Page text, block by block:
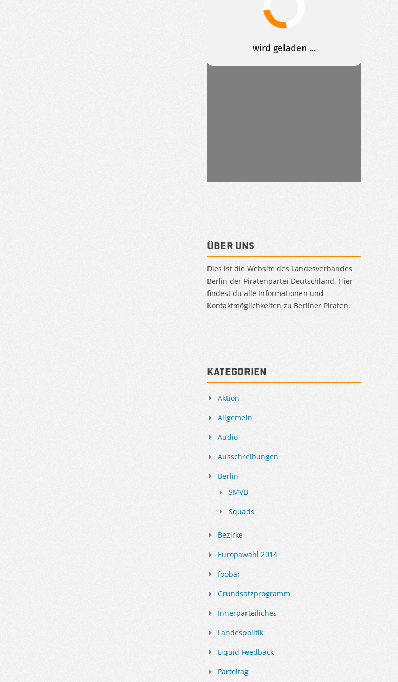
Über uns
Dies ist die Website des Landesverbandes
Berlin der Piratenpartei Deutschland. Hier
findest du alle Informationen und
Kontaktmöglichkeiten zu Berliner Piraten.
Kategorien
Aktion
Allgemein
Audio
Ausschreibungen
Berlin
SMVB
Squads
Bezirke
Europawahl 2014
foobar
Grundsatzprogramm
Innerparteiliches
Landespolitik
Liquid Feedback
Parteitag